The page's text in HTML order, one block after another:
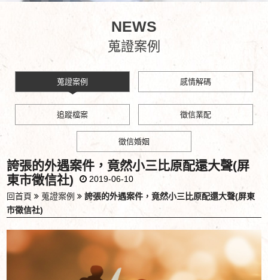
NEWS
蒐證案例
蒐證案例 感情解碼
追蹤檔案 徵信業配
徵信婚姻
誇張的外遇案件，竟然小三比原配還大聲(屏
東市徵信社)
2019-06-10
回首頁
蒐證案例
誇張的外遇案件，竟然小三比原配還大聲(屏東
市徵信社)